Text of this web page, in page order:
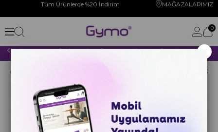
Tüm Ürünlerde %20 İndirim MAĞAZALARIMIZ
0
2000 TL VE ÜZERİ YAPACAĞINIZ TÜM ALIŞVERİŞLERİNİZDE KARGO ÜCRETSİZ!
Anasayfa